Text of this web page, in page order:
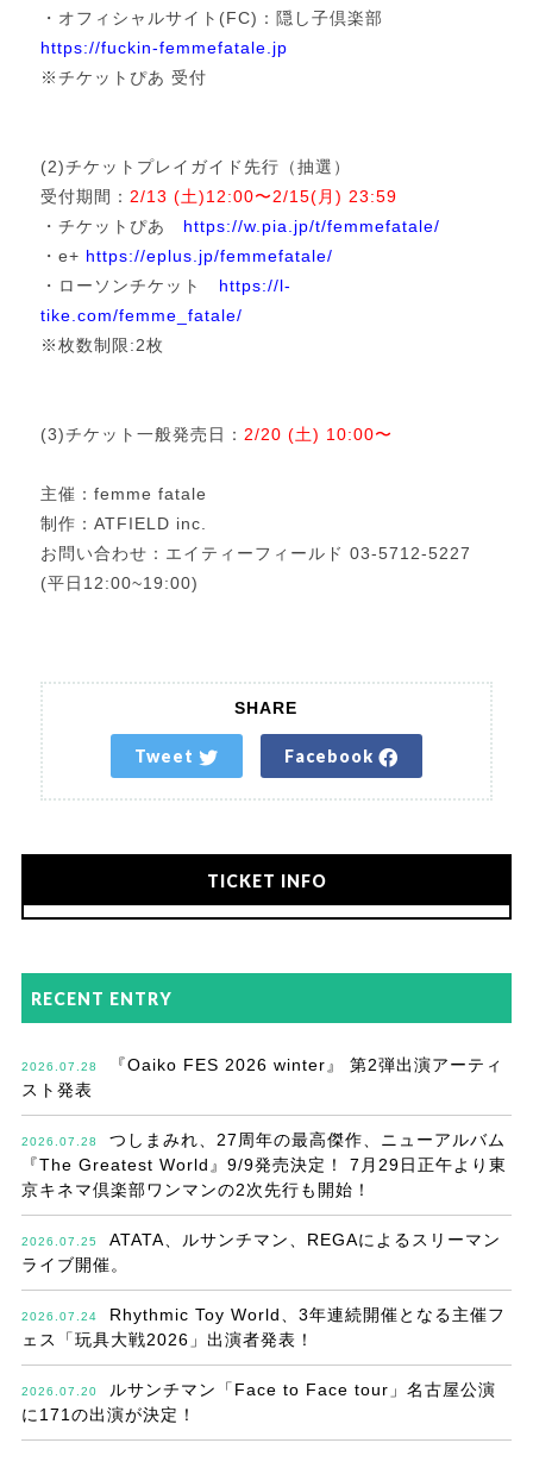
・オフィシャルサイト(FC)：隠し子倶楽部
https://fuckin-femmefatale.jp
※チケットぴあ 受付
(2)チケットプレイガイド先行（抽選）
受付期間： 2/13 (土)12:00〜2/15(月) 23:59
・チケットぴあ https://w.pia.jp/t/femmefatale/
・e+ https://eplus.jp/femmefatale/
・ローソンチケット https://l-
tike.com/femme_fatale/
※枚数制限:2枚
(3)チケット一般発売日： 2/20 (土) 10:00〜
主催：femme fatale
制作：ATFIELD inc.
お問い合わせ：エイティーフィールド 03-5712-5227
(平日12:00~19:00)
SHARE
Tweet Facebook
TICKET INFO
RECENT ENTRY
2026.07.28
『Oaiko FES 2026 winter』 第2弾出演アーティ
スト発表
2026.07.28
つしまみれ、27周年の最高傑作、ニューアルバム
『The Greatest World』9/9発売決定！ 7月29日正午より東
京キネマ倶楽部ワンマンの2次先行も開始！
2026.07.25
ATATA、ルサンチマン、REGAによるスリーマン
ライブ開催。
2026.07.24
Rhythmic Toy World、3年連続開催となる主催フ
ェス「玩具大戦2026」出演者発表！
2026.07.20
ルサンチマン「Face to Face tour」名古屋公演
に171の出演が決定！